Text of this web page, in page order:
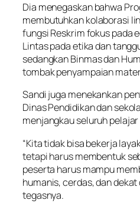
Dia menegaskan bahwa
membutuhkan kolaborasi
fungsi Reskrim fokus pada
Lintas pada etika dan
sedangkan Binmas dan
tombak penyampaian
Sandi juga menekankan
Dinas Pendidikan dan
menjangkau seluruh
“Kita tidak bisa bekerja
tetapi harus membentuk
peserta harus mampu
humanis, cerdas, dan
tegasnya.